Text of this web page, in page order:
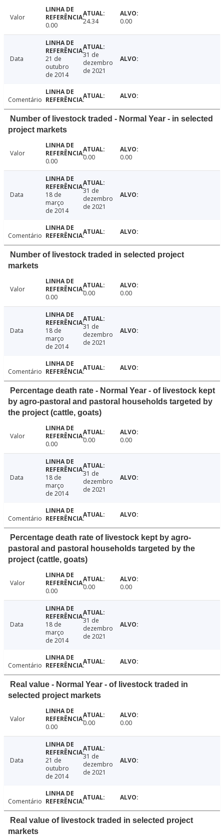
Valor
0.00
24.34 0.00
Data
21 de
outubro
de 2014
31 de
dezembro
de 2021
Comentário
Number of livestock traded - Normal Year - in selected
project markets
Valor
0.00
0.00 0.00
Data
18 de
março
de 2014
31 de
dezembro
de 2021
Comentário
Number of livestock traded in selected project
markets
Valor
0.00
0.00 0.00
Data
18 de
março
de 2014
31 de
dezembro
de 2021
Comentário
Percentage death rate - Normal Year - of livestock kept
by agro-pastoral and pastoral households targeted by
the project (cattle, goats)
Valor
0.00
0.00 0.00
Data
18 de
março
de 2014
31 de
dezembro
de 2021
Comentário
Percentage death rate of livestock kept by agro-
pastoral and pastoral households targeted by the
project (cattle, goats)
Valor
0.00
0.00 0.00
Data
18 de
março
de 2014
31 de
dezembro
de 2021
Comentário
Real value - Normal Year - of livestock traded in
selected project markets
Valor
0.00
0.00 0.00
Data
21 de
outubro
de 2014
31 de
dezembro
de 2021
Comentário
Real value of livestock traded in selected project
markets